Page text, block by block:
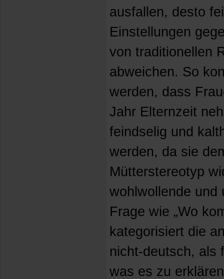
ausfallen, desto
Einstellungen
von traditionellen
abweichen. So
werden, dass
Jahr Elternzeit
feindselig und
werden, da sie
Mütterstereotyp
wohlwollende und
Frage wie „Wo
kategorisiert die
nicht-deutsch, als
was es zu